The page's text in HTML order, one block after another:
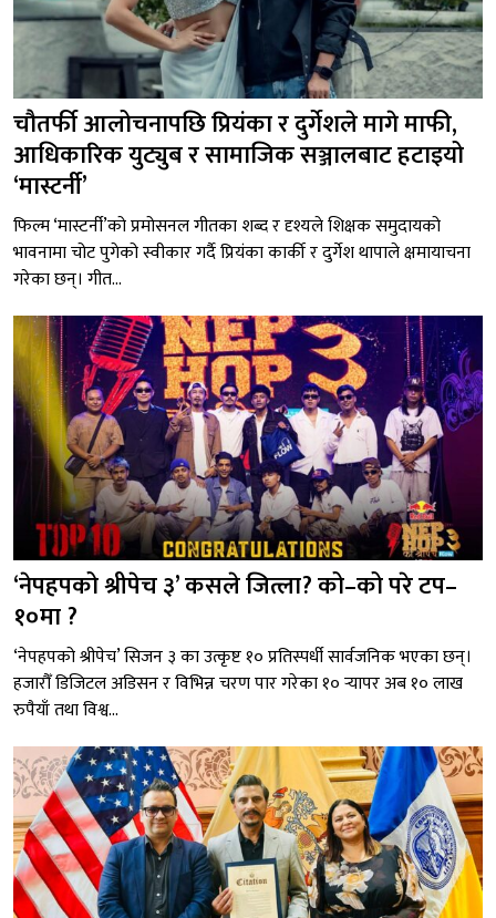
चौतर्फी आलोचनापछि प्रियंका र दुर्गेशले मागे माफी,
आधिकारिक युट्युब र सामाजिक सञ्जालबाट हटाइयो
‘मास्टर्नी’
फिल्म ‘मास्टर्नी’को प्रमोसनल गीतका शब्द र दृश्यले शिक्षक समुदायको
भावनामा चोट पुगेको स्वीकार गर्दै प्रियंका कार्की र दुर्गेश थापाले क्षमायाचना
गरेका छन्। गीत...
‘नेपहपको श्रीपेच ३’ कसले जित्ला? को–को परे टप–
१०मा ?
‘नेपहपको श्रीपेच’ सिजन ३ का उत्कृष्ट १० प्रतिस्पर्धी सार्वजनिक भएका छन्।
हजारौँ डिजिटल अडिसन र विभिन्न चरण पार गरेका १० र्‍यापर अब १० लाख
रुपैयाँ तथा विश्व...